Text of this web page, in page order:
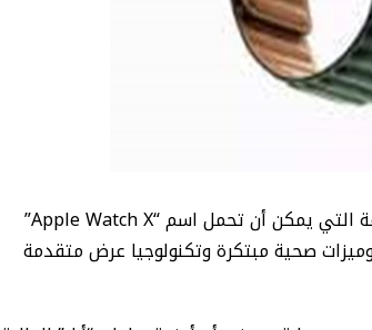
يترقب محبو ساعات “أبل” الذكية صدور الجيل العاشر من الساعة التي يمكن أن تحمل اسم “Apple Watch X”
صحية مبتكرة وتكنولوجيا عرض متقدمة